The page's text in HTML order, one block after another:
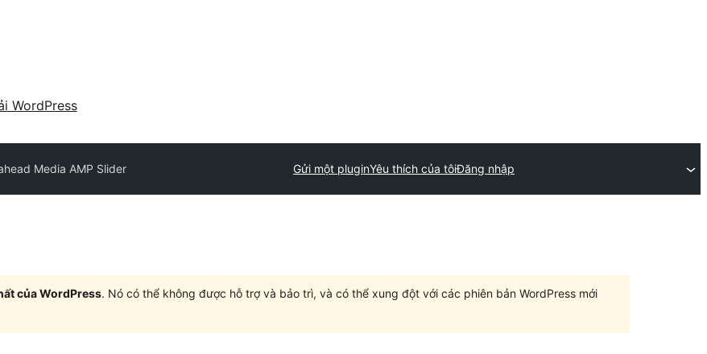
WordPress
Media AMP Slider Gửi một pluginYêu thích của tôiĐăng nhập
của WordPress. Nó có thể không được hỗ trợ và bảo trì, và có thể xung đột với các phiên bản WordPress mới